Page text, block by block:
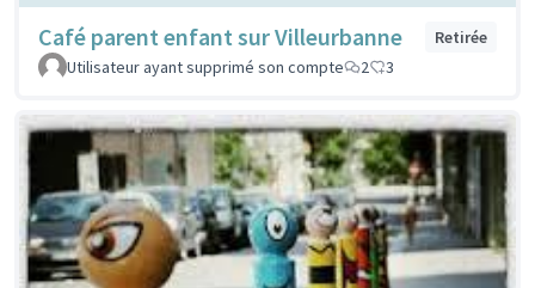
Café parent enfant sur Villeurbanne
Retirée
Utilisateur ayant supprimé son compte
2 3